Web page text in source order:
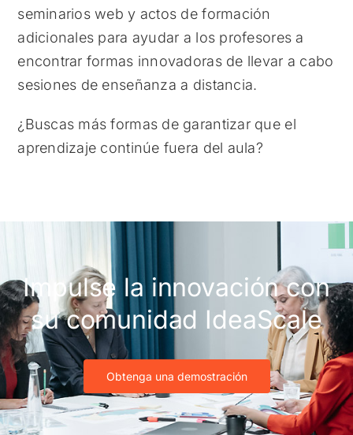
seminarios web y actos de formación
adicionales para ayudar a los profesores a
encontrar formas innovadoras de llevar a cabo
sesiones de enseñanza a distancia.
¿Buscas más formas de garantizar que el
aprendizaje continúe fuera del aula?
Impulse la innovación con
su comunidad IdeaScale
Obtenga una demostración